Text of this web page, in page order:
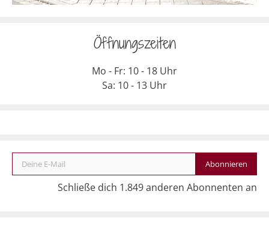
Öffnungszeiten
Mo - Fr: 10 - 18 Uhr
Sa: 10 - 13 Uhr
Deine E-Mail
Abonnieren
Schließe dich 1.849 anderen Abonnenten an